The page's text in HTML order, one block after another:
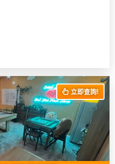
立即查詢!